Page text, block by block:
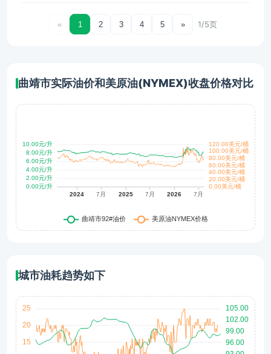
« 1 2 3 4 5 » 1/5页
曲靖市实际油价和美原油(NYMEX)收盘价格对比
城市油耗趋势如下